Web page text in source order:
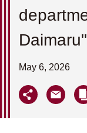
May 6, 2026